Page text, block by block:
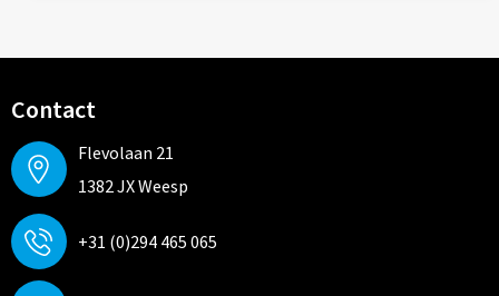
Contact
Flevolaan 21
1382 JX Weesp
+31 (0)294 465 065